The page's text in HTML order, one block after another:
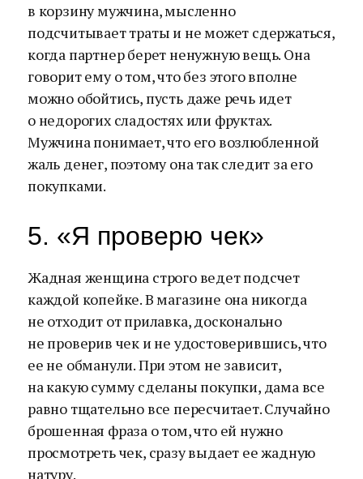
в корзину мужчина, мысленно
подсчитывает траты и не может сдержаться,
когда партнер берет ненужную вещь. Она
говорит ему о том, что без этого вполне
можно обойтись, пусть даже речь идет
о недорогих сладостях или фруктах.
Мужчина понимает, что его возлюбленной
жаль денег, поэтому она так следит за его
покупками.
5. «Я проверю чек»
Жадная женщина строго ведет подсчет
каждой копейке. В магазине она никогда
не отходит от прилавка, досконально
не проверив чек и не удостоверившись, что
ее не обманули. При этом не зависит,
на какую сумму сделаны покупки, дама все
равно тщательно все пересчитает. Случайно
брошенная фраза о том, что ей нужно
просмотреть чек, сразу выдает ее жадную
натуру.